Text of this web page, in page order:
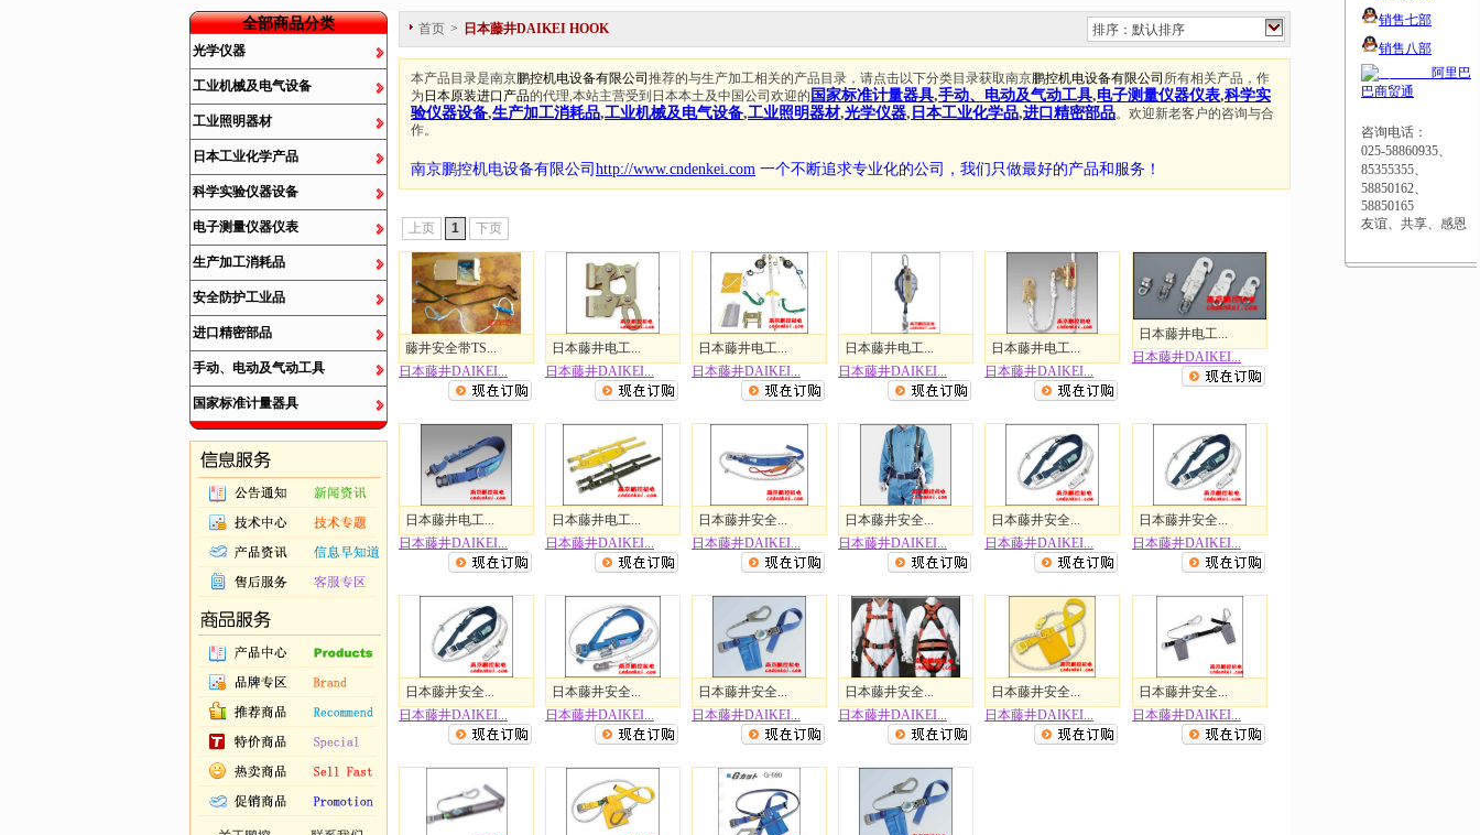
销售七部
销售八部
阿里巴
巴商贸通
咨询电话：
025-58860935、
85355355、
58850162、
58850165
友谊、共享、感恩
全部商品分类
光学仪器
工业机械及电气设备
工业照明器材
日本工业化学产品
科学实验仪器设备
电子测量仪器仪表
生产加工消耗品
安全防护工业品
进口精密部品
手动、电动及气动工具
国家标准计量器具
首页 > 日本藤井DAIKEI HOOK 排序：默认排序
本产品目录是南京鹏控机电设备有限公司 推荐的与生产加工相关的产品目录，请点击以下分类目录获取南京鹏控机电设备有限公司 所有相关产品，作
为 日本原装进口产品的代理,本站主营受到日本本土及中国公司欢迎的 国家标准计量器具,手动、电动及气动工具,电子测量仪器仪表,科学实
验仪器设备,生产加工消耗品,工业机械及电气设备,工业照明器材,光学仪器, 日本工业化学品,进口精密部品。欢迎新老客户的咨询与合
作。
南京鹏控机电设备有限公司http://www.cndenkei.com 一个不断追求专业化的公司， 我们只做最好的产品和服务！
上页 1 下页
藤井安全带TS...
日本藤井DAIKEI...
日本藤井电工...
日本藤井DAIKEI...
日本藤井电工...
日本藤井DAIKEI...
日本藤井电工...
日本藤井DAIKEI...
日本藤井电工...
日本藤井DAIKEI...
日本藤井电工...
日本藤井DAIKEI...
日本藤井电工...
日本藤井DAIKEI...
日本藤井电工...
日本藤井DAIKEI...
日本藤井安全...
日本藤井DAIKEI...
日本藤井安全...
日本藤井DAIKEI...
日本藤井安全...
日本藤井DAIKEI...
日本藤井安全...
日本藤井DAIKEI...
日本藤井安全...
日本藤井DAIKEI...
日本藤井安全...
日本藤井DAIKEI...
日本藤井安全...
日本藤井DAIKEI...
日本藤井安全...
日本藤井DAIKEI...
日本藤井安全...
日本藤井DAIKEI...
日本藤井安全...
日本藤井DAIKEI...